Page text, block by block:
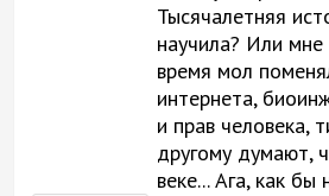
Тысячалетняя
научила? Или мне
время мол
интернета,
и прав человека,
другому думают,
веке... Ага, как бы